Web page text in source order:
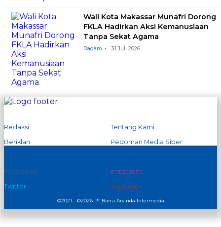
Wali Kota Makassar Munafri Dorong
FKLA Hadirkan Aksi Kemanusiaan
Tanpa Sekat Agama
Ragam 31 Juli 2026
Redaksi
Tentang Kami
Beriklan
Pedoman Media Siber
Facebook
Instagram
Twitter
Youtube
©2021 - ©2026 PT Barra Arvinda Intermedia